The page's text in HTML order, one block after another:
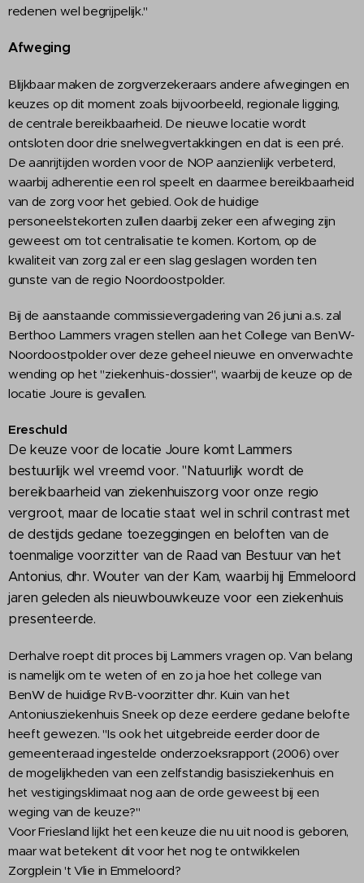
redenen wel begrijpelijk."
Afweging
Blijkbaar maken de zorgverzekeraars andere afwegingen en
keuzes op dit moment zoals bijvoorbeeld, regionale ligging,
de centrale bereikbaarheid. De nieuwe locatie wordt
ontsloten door drie snelwegvertakkingen en dat is een pré.
De aanrijtijden worden voor de NOP aanzienlijk verbeterd,
waarbij adherentie een rol speelt en daarmee bereikbaarheid
van de zorg voor het gebied. Ook de huidige
personeelstekorten zullen daarbij zeker een afweging zijn
geweest om tot centralisatie te komen. Kortom, op de
kwaliteit van zorg zal er een slag geslagen worden ten
gunste van de regio Noordoostpolder.
Bij de aanstaande commissievergadering van 26 juni a.s. zal
Berthoo Lammers vragen stellen aan het College van BenW-
Noordoostpolder over deze geheel nieuwe en onverwachte
wending op het "ziekenhuis-dossier", waarbij de keuze op de
locatie Joure is gevallen.
Ereschuld
De keuze voor de locatie Joure komt Lammers
bestuurlijk wel vreemd voor. "Natuurlijk wordt de
bereikbaarheid van ziekenhuiszorg voor onze regio
vergroot, maar de locatie staat wel in schril contrast met
de destijds gedane toezeggingen en beloften van de
toenmalige voorzitter van de Raad van Bestuur van het
Antonius, dhr. Wouter van der Kam, waarbij hij Emmeloord
jaren geleden als nieuwbouwkeuze voor een ziekenhuis
presenteerde.
Derhalve roept dit proces bij Lammers vragen op. Van belang
is namelijk om te weten of en zo ja hoe het college van
BenW de huidige RvB-voorzitter dhr. Kuin van het
Antoniusziekenhuis Sneek op deze eerdere gedane belofte
heeft gewezen. "Is ook het uitgebreide eerder door de
gemeenteraad ingestelde onderzoeksrapport (2006) over
de mogelijkheden van een zelfstandig basisziekenhuis en
het vestigingsklimaat nog aan de orde geweest bij een
weging van de keuze?"
Voor Friesland lijkt het een keuze die nu uit nood is geboren,
maar wat betekent dit voor het nog te ontwikkelen
Zorgplein 't Vlie in Emmeloord?